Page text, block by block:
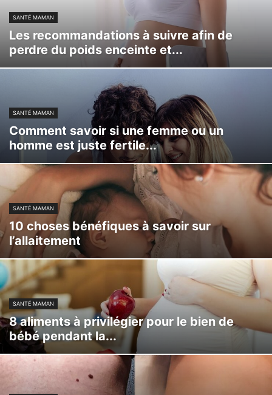
SANTÉ MAMAN
Les recommandations à suivre afin de
perdre du poids enceinte et...
SANTÉ MAMAN
Comment savoir si une femme ou un
homme est juste fertile...
SANTÉ MAMAN
10 choses bénéfiques à savoir sur
l’allaitement
SANTÉ MAMAN
8 aliments à privilégier pour le bien de
bébé pendant la...